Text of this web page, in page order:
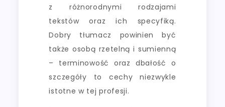
z różnorodnymi rodzajami
tekstów oraz ich specyfiką.
Dobry tłumacz powinien być
także osobą rzetelną i sumienną
– terminowość oraz dbałość o
szczegóły to cechy niezwykle
istotne w tej profesji.